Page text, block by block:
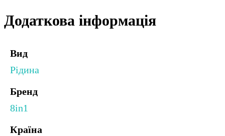
Додаткова інформація
Вид
Рідина
Бренд
8in1
Країна